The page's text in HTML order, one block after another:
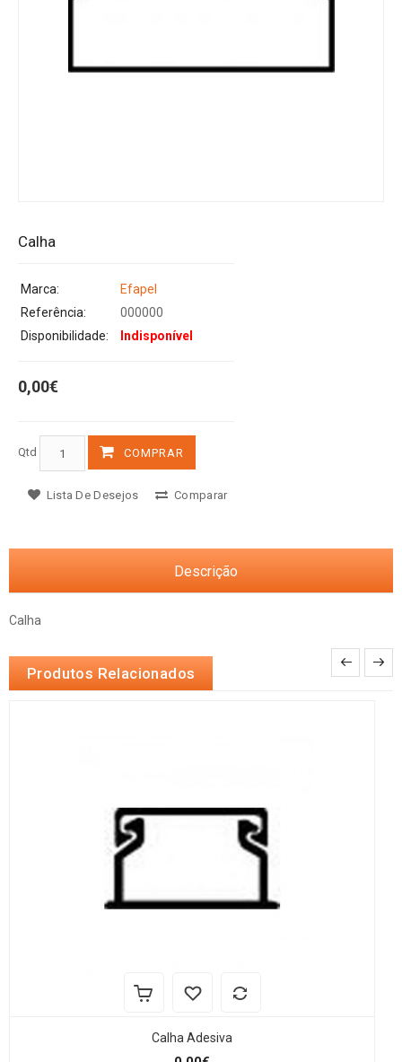
Calha
Marca:
Efapel
Referência:
000000
Disponibilidade:
Indisponível
0,00€
Qtd COMPRAR
Lista De Desejos Comparar
Descrição
Calha
Produtos Relacionados
Calha Adesiva